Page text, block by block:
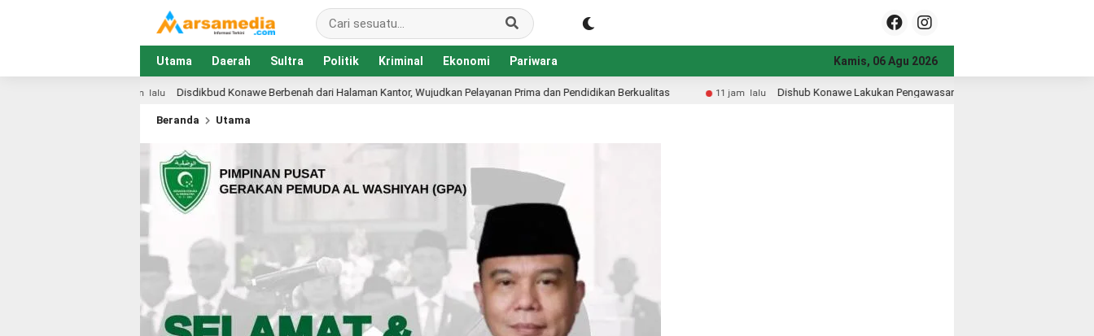
Utama Daerah Sultra Politik Kriminal Ekonomi Pariwara Kamis, 06 Agu 2026
Disdikbud Konawe Berbenah dari Halaman Kantor, Wujudkan Pelayanan Prima dan Pendidikan Berkualitas 11 jam lalu Dishub Konawe Lakukan Pengawasan Lalu Lintas di SPBU Pondidaha, Pastikan Arus Kendaraan
Beranda Utama